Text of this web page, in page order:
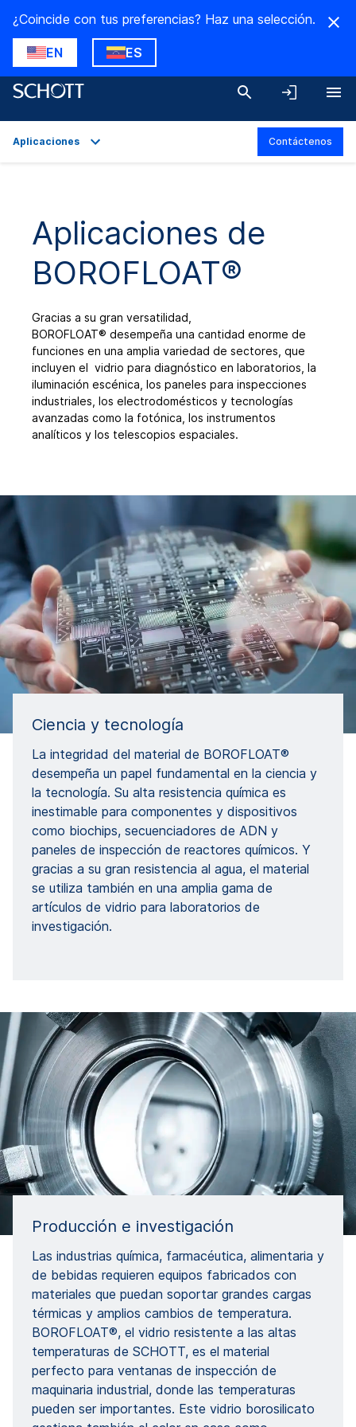
¿Coincide con tus preferencias? Haz una selección.
EN ES
Datos técnicos
Variantes del producto
Descargas
Aplicaciones Contáctenos
Aplicaciones de
BOROFLOAT®
Gracias a su gran versatilidad,
BOROFLOAT® desempeña una cantidad enorme de
funciones en una amplia variedad de sectores, que
incluyen el vidrio para diagnóstico en laboratorios, la
iluminación escénica, los paneles para inspecciones
industriales, los electrodomésticos y tecnologías
avanzadas como la fotónica, los instrumentos
analíticos y los telescopios espaciales.
Ciencia y tecnología
La integridad del material de BOROFLOAT®
desempeña un papel fundamental en la ciencia y
la tecnología. Su alta resistencia química es
inestimable para componentes y dispositivos
como biochips, secuenciadores de ADN y
paneles de inspección de reactores químicos. Y
gracias a su gran resistencia al agua, el material
se utiliza también en una amplia gama de
artículos de vidrio para laboratorios de
investigación.
Producción e investigación
Las industrias química, farmacéutica, alimentaria y
de bebidas requieren equipos fabricados con
materiales que puedan soportar grandes cargas
térmicas y amplios cambios de temperatura.
BOROFLOAT®, el vidrio resistente a las altas
temperaturas de SCHOTT, es el material
perfecto para ventanas de inspección de
maquinaria industrial, donde las temperaturas
pueden ser importantes. Este vidrio borosilicato